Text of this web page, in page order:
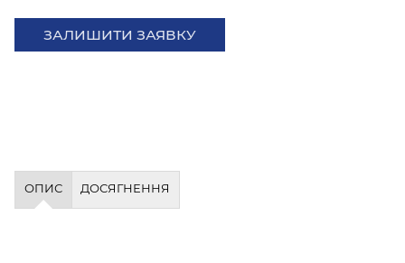
ЗАЛИШИТИ ЗАЯВКУ
ОПИС ДОСЯГНЕННЯ